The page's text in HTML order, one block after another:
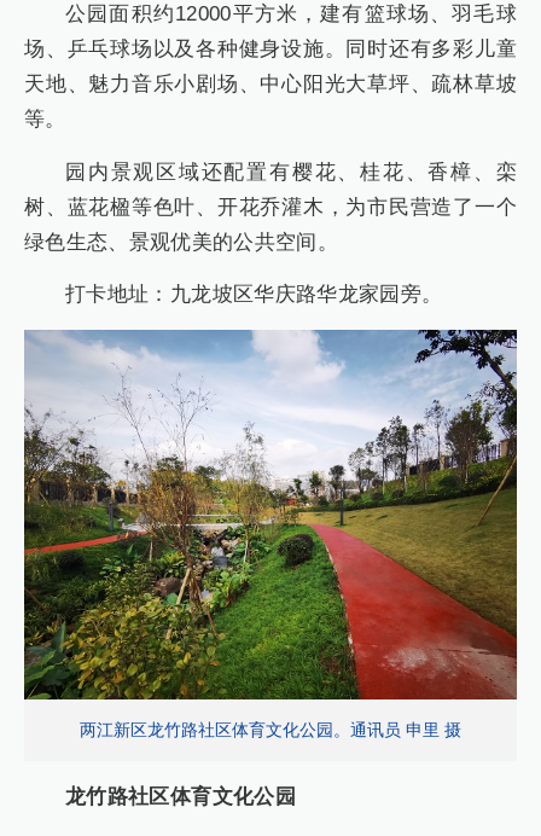
公园面积约12000平方米，建有篮球场、羽毛球
场、乒乓球场以及各种健身设施。同时还有多彩儿童
天地、魅力音乐小剧场、中心阳光大草坪、疏林草坡
等。
园内景观区域还配置有樱花、桂花、香樟、栾
树、蓝花楹等色叶、开花乔灌木，为市民营造了一个
绿色生态、景观优美的公共空间。
打卡地址：九龙坡区华庆路华龙家园旁。
两江新区龙竹路社区体育文化公园。通讯员 申里 摄
龙竹路社区体育文化公园